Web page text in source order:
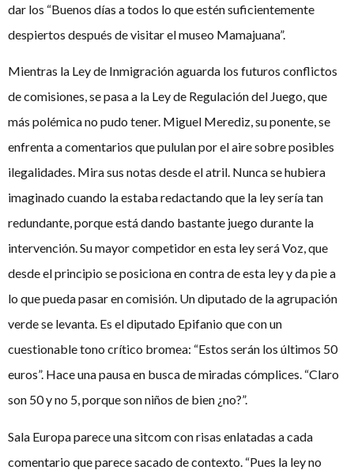
dar los “Buenos días a todos lo que estén suficientemente
despiertos después de visitar el museo Mamajuana”.
Mientras la Ley de Inmigración aguarda los futuros conflictos
de comisiones, se pasa a la Ley de Regulación del Juego, que
más polémica no pudo tener. Miguel Merediz, su ponente, se
enfrenta a comentarios que pululan por el aire sobre posibles
ilegalidades. Mira sus notas desde el atril. Nunca se hubiera
imaginado cuando la estaba redactando que la ley sería tan
redundante, porque está dando bastante juego durante la
intervención. Su mayor competidor en esta ley será Voz, que
desde el principio se posiciona en contra de esta ley y da pie a
lo que pueda pasar en comisión. Un diputado de la agrupación
verde se levanta. Es el diputado Epifanio que con un
cuestionable tono crítico bromea: “Estos serán los últimos 50
euros”. Hace una pausa en busca de miradas cómplices. “Claro
son 50 y no 5, porque son niños de bien ¿no?”.
Sala Europa parece una sitcom con risas enlatadas a cada
comentario que parece sacado de contexto. “Pues la ley no